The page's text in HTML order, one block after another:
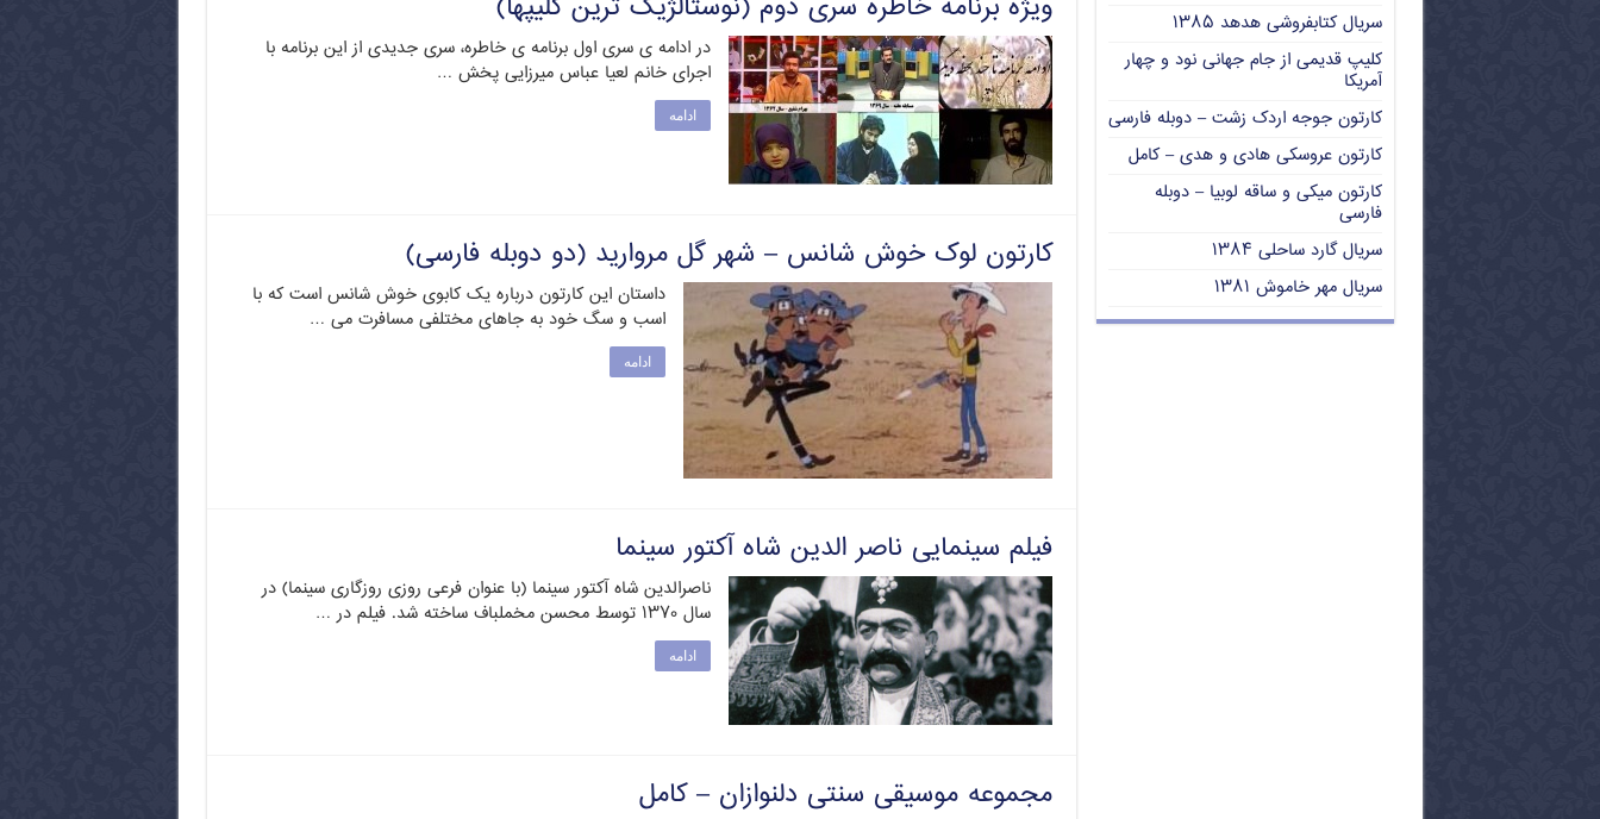
در ادامه ی سری اول برنامه ی خاطره، سری جدیدی از این برنامه با
اجرای خانم لعیا عباس میرزایی پخش …
ادامه
کارتون لوک خوش شانس – شهر گل مروارید (دو دوبله فارسی)
داستان این کارتون درباره یک کابوی خوش شانس است که با
اسب و سگ خود به جاهای مختلفی مسافرت می …
ادامه
فیلم سینمایی ناصر الدین شاه آکتور سینما
ناصرالدین شاه آکتور سینما (با عنوان فرعی روزی روزگاری سینما) در
سال ۱۳۷۰ توسط محسن مخملباف ساخته شد. فیلم در …
ادامه
مجموعه موسیقی سنتی دلنوازان – کامل
سریال کتابفروشی هدهد ۱۳۸۵
کلیپ قدیمی از جام جهانی نود و چهار
آمریکا
کارتون جوجه اردک زشت – دوبله فارسی
کارتون عروسکی هادی و هدی – کامل
کارتون میکی و ساقه لوبیا – دوبله
فارسی
سریال گارد ساحلی ۱۳۸۴
سریال مهر خاموش ۱۳۸۱